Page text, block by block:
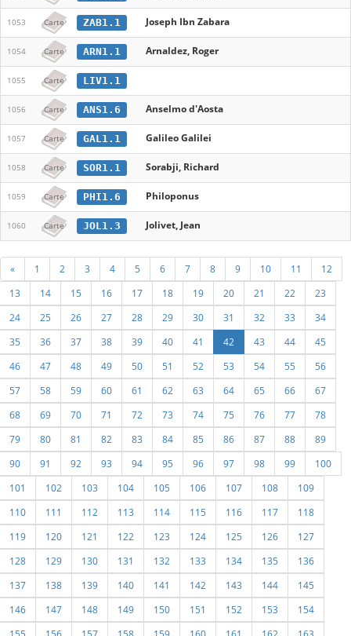
1053 Carte ZAB1.1 Joseph Ibn Zabara
1054 Carte ARN1.1 Arnaldez, Roger
1055 Carte LIV1.1
1056 Carte ANS1.6 Anselmo d'Aosta
1057 Carte GAL1.1 Galileo Galilei
1058 Carte SOR1.1 Sorabji, Richard
1059 Carte PHI1.6 Philoponus
1060 Carte JOL1.3 Jolivet, Jean
« 1 2 3 4 5 6 7 8 9 10 11
12
13
14 15 16 17 18 19 20 21 22
23
24
25 26 27 28 29 30 31 32 33
34
35
36 37 38 39 40 41 42 43 44
45
46
47 48 49 50 51 52 53 54 55
56
57
58 59 60 61 62 63 64 65 66
67
68
69 70 71 72 73 74 75 76 77
78
79
80 81 82 83 84 85 86 87 88
89
90
91 92 93 94 95 96 97 98 99
100
101
102 103 104 105 106 107 108
109
110
111 112 113 114 115 116 117
118
119
120 121 122 123 124 125 126
127
128
129 130 131 132 133 134 135
136
137
138 139 140 141 142 143 144
145
146
147 148 149 150 151 152 153
154